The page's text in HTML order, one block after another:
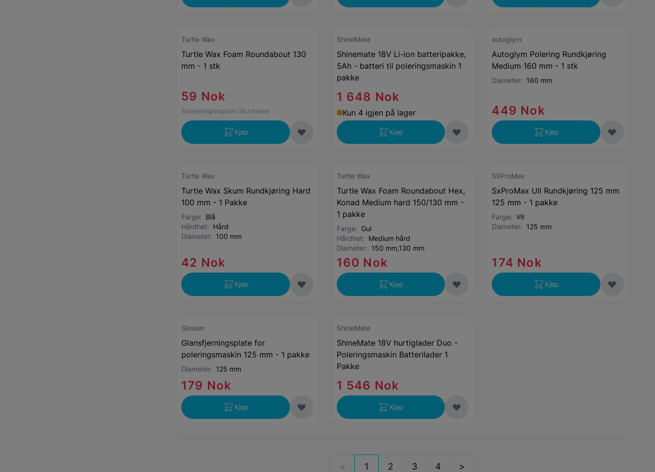
Turtle Wax
Turtle Wax Foam Roundabout 130
mm - 1 stk
59 Nok
Sammenligningspris: 59 / stykke
Kjøp
ShineMate
Shinemate 18V Li-ion batteripakke,
5Ah - batteri til poleringsmaskin 1
pakke
1 648 Nok
Kun 4 igjen på lager
Kjøp
autoglym
Autoglym Polering Rundkjøring
Medium 160 mm - 1 stk
Diameter: 160 mm
449 Nok
Kjøp
Turtle Wax
Turtle Wax Skum Rundkjøring Hard
100 mm - 1 Pakke
Farge: Blå
Hårdhet: Hård
Diameter: 100 mm
42 Nok
Kjøp
Turtle Wax
Turtle Wax Foam Roundabout Hex,
Konad Medium hard 150/130 mm -
1 pakke
Farge: Gul
Hårdhet: Medium hård
Diameter: 150 mm,130 mm
160 Nok
Kjøp
SXProMax
SxProMax Ull Rundkjøring 125 mm
125 mm - 1 pakke
Farge:Vit
Diameter: 125 mm
174 Nok
Kjøp
Glosser
Glansfjerningsplate for
poleringsmaskin 125 mm - 1 pakke
Diameter: 125 mm
179 Nok
Kjøp
ShineMate
ShineMate 18V hurtiglader Duo -
Poleringsmaskin Batterilader 1
Pakke
1 546 Nok
Kjøp
1 2 3 4